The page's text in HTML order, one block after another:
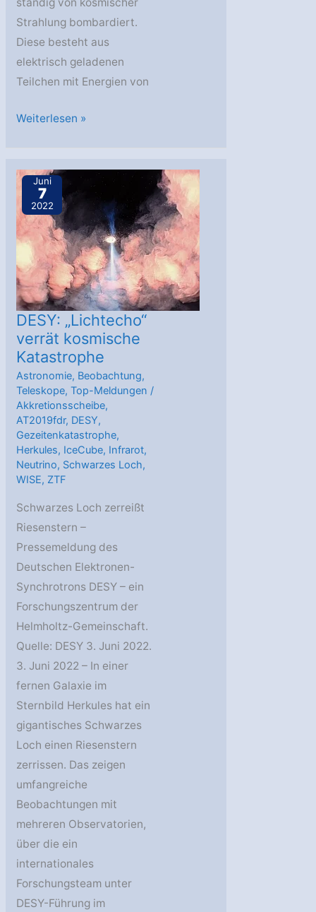
ständig von kosmischer
Strahlung bombardiert.
Diese besteht aus
elektrisch geladenen
Teilchen mit Energien von
Neutrinofabriken
Tiefen
Weltraums
Weiterlesen »
Juni
7
2022
DESY: „Lichtecho“
verrät kosmische
Katastrophe
Astronomie, Beobachtung,
Teleskope,Top-Meldungen /
Akkretionsscheibe,
AT2019fdr, DESY,
Gezeitenkatastrophe,
Herkules, IceCube, Infrarot,
Neutrino, Schwarzes Loch,
WISE, ZTF
Schwarzes Loch zerreißt
Riesenstern –
Pressemeldung des
Deutschen Elektronen-
Synchrotrons DESY – ein
Forschungszentrum der
Helmholtz-Gemeinschaft.
Quelle: DESY 3. Juni 2022.
3. Juni 2022 – In einer
fernen Galaxie im
Sternbild Herkules hat ein
gigantisches Schwarzes
Loch einen Riesenstern
zerrissen. Das zeigen
umfangreiche
Beobachtungen mit
mehreren Observatorien,
über die ein
internationales
Forschungsteam unter
DESY-Führung im